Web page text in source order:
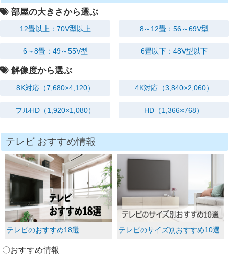
部屋の大きさから選ぶ
12畳以上：70V型以上 8～12畳：56～69V型
6～8畳：49～55V型 6畳以下：48V型以下
解像度から選ぶ
8K対応（7,680×4,120） 4K対応（3,840×2,060）
フルHD （1,920×1,080） HD （1,366×768）
テレビ おすすめ情報
テレビのおすすめ18選 テレビのサイズ別おすすめ10選
〇おすすめ情報